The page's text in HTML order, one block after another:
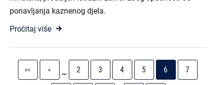
ponavljanja kaznenog djela.
Pročitaj više
Pagination
page
<<
page
< …
Stranica
2 Stranica
3 Stranica
4 Stranica
5
Current
page
6 Stranica
7